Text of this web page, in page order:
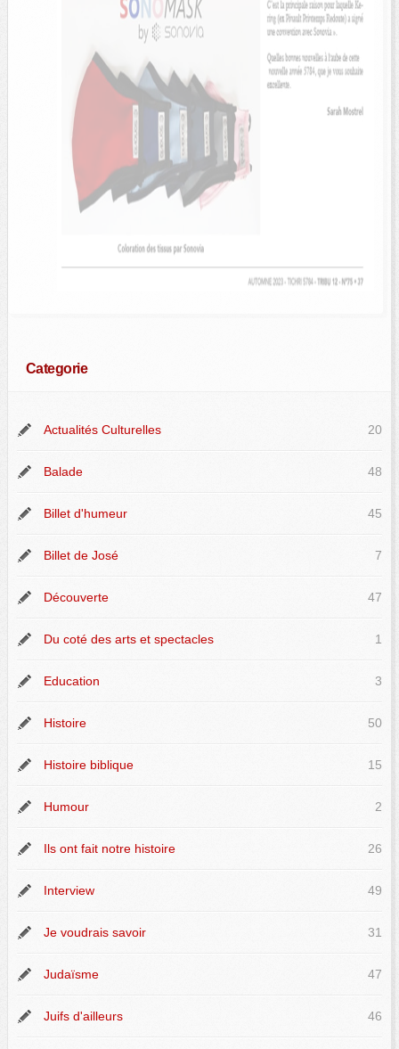
Categorie
Actualités Culturelles 20
Balade 48
Billet d'humeur 45
Billet de José 7
Découverte 47
Du coté des arts et spectacles 1
Education 3
Histoire 50
Histoire biblique 15
Humour 2
Ils ont fait notre histoire 26
Interview 49
Je voudrais savoir 31
Judaïsme 47
Juifs d'ailleurs 46